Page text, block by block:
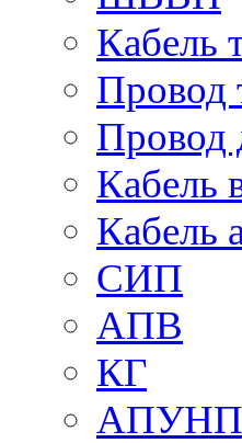
Кабель
Провод
Провод
Кабель
Кабель
СИП
АПВ
КГ
АПУНП